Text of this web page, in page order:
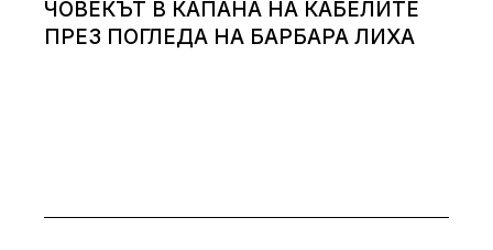
ЧОВЕКЪТ В КАПАНА НА КАБЕЛИТЕ
ПРЕЗ ПОГЛЕДА НА БАРБАРА ЛИХА